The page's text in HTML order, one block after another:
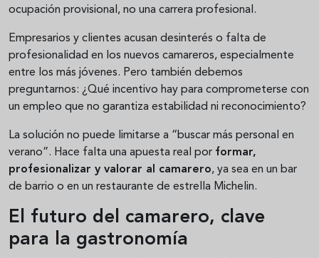
ocupación provisional, no una carrera profesional.
Empresarios y clientes acusan desinterés o falta de
profesionalidad en los nuevos camareros, especialmente
entre los más jóvenes. Pero también debemos
preguntarnos: ¿Qué incentivo hay para comprometerse con
un empleo que no garantiza estabilidad ni reconocimiento?
La solución no puede limitarse a “buscar más personal en
verano”. Hace falta una apuesta real por formar,
profesionalizar y valorar al camarero, ya sea en un bar
de barrio o en un restaurante de estrella Michelin.
El futuro del camarero, clave
para la gastronomía